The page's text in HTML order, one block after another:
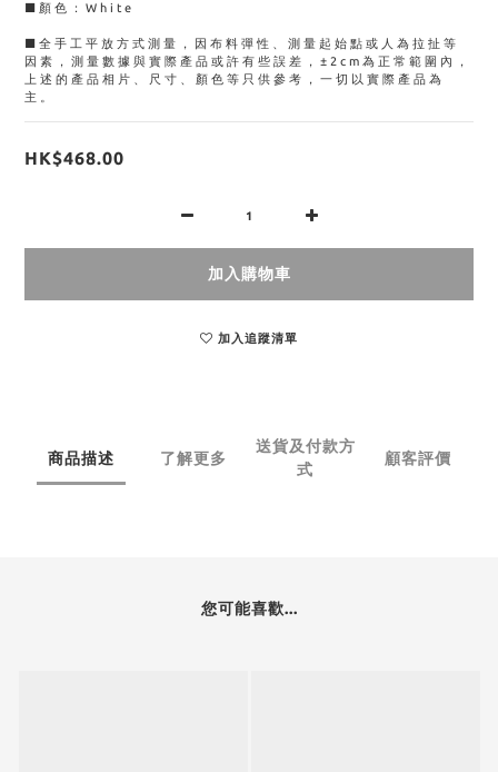
■顏色：White
■全手工平放方式測量，因布料彈性、測量起始點或人為拉扯等
因素，測量數據與實際產品或許有些誤差，±2cm為正常範圍內，
上述的產品相片、尺寸、顏色等只供參考，一切以實際產品為
主。
HK$468.00
加入購物車
加入追蹤清單
商品描述 了解更多
送貨及付款方
式
顧客評價
您可能喜歡...